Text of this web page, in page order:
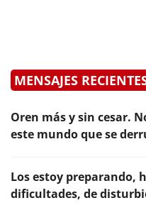
MENSAJES
Oren más y sin cesar.
este mundo que se
Los estoy preparando,
dificultades, de